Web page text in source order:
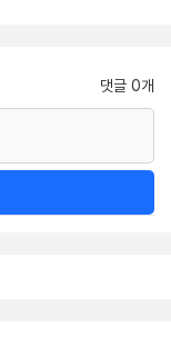
댓글 0개